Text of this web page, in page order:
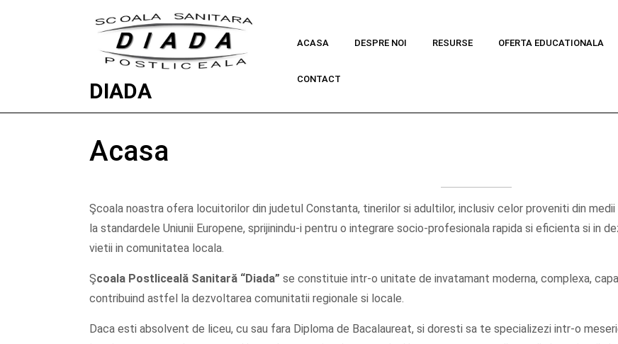
DIADA
ACASA DESPRE NOI RESURSE OFERTA EDUCATIONALA
CONTACT
Acasa
Şcoala noastra ofera locuitorilor din judetul Constanta, tinerilor si adultilor, inclusiv celor proveniti din
la standardele Uniunii Europene, sprijinindu-i pentru o integrare socio-profesionala rapida si eficienta si in
vietii in comunitatea locala.
Şcoala Postliceală Sanitară “Diada” se constituie intr-o unitate de invatamant moderna, complexa,
contribuind astfel la dezvoltarea comunitatii regionale si locale.
Daca esti absolvent de liceu, cu sau fara Diploma de Bacalaureat, si doresti sa te specializezi intr-o